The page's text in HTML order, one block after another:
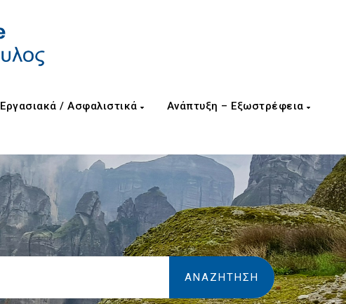
Εργασιακά / Ασφαλιστικά Ανάπτυξη – Εξωστρέφεια